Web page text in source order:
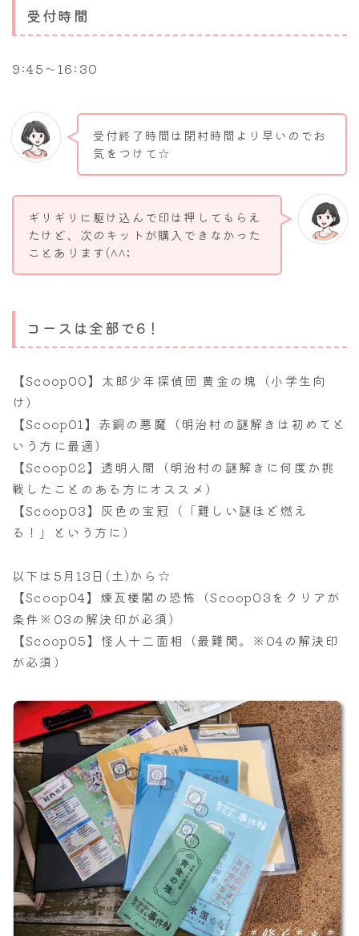
受付時間
9:45～16:30
受付終了時間は閉村時間より早いのでお
気をつけて☆
ギリギリに駆け込んで印は押してもらえ
たけど、次のキットが購入できなかった
ことあります(^^;
コースは全部で6！
【Scoop00】太郎少年探偵団 黄金の塊（小学生向
け）
【Scoop01】赤銅の悪魔（明治村の謎解きは初めてと
いう方に最適）
【Scoop02】透明人間（明治村の謎解きに何度か挑
戦したことのある方にオススメ）
【Scoop03】灰色の宝冠（「難しい謎ほど燃え
る！」という方に）
以下は5月13日(土)から☆
【Scoop04】煉瓦楼閣の恐怖（Scoop03をクリアが
条件※03の解決印が必須）
【Scoop05】怪人十二面相（最難関。※04の解決印
が必須）